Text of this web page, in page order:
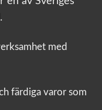
med
färdiga varor som